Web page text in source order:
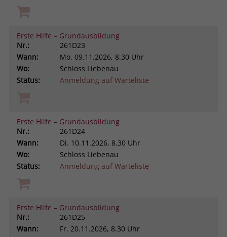
Erste Hilfe – Grundausbildung
Nr.:
261D23
Wann:
Mo. 09.11.2026, 8.30 Uhr
Wo:
Schloss Liebenau
Status:
Anmeldung auf Warteliste
Erste Hilfe – Grundausbildung
Nr.:
261D24
Wann:
Di. 10.11.2026, 8.30 Uhr
Wo:
Schloss Liebenau
Status:
Anmeldung auf Warteliste
Erste Hilfe – Grundausbildung
Nr.:
261D25
Wann:
Fr. 20.11.2026, 8.30 Uhr